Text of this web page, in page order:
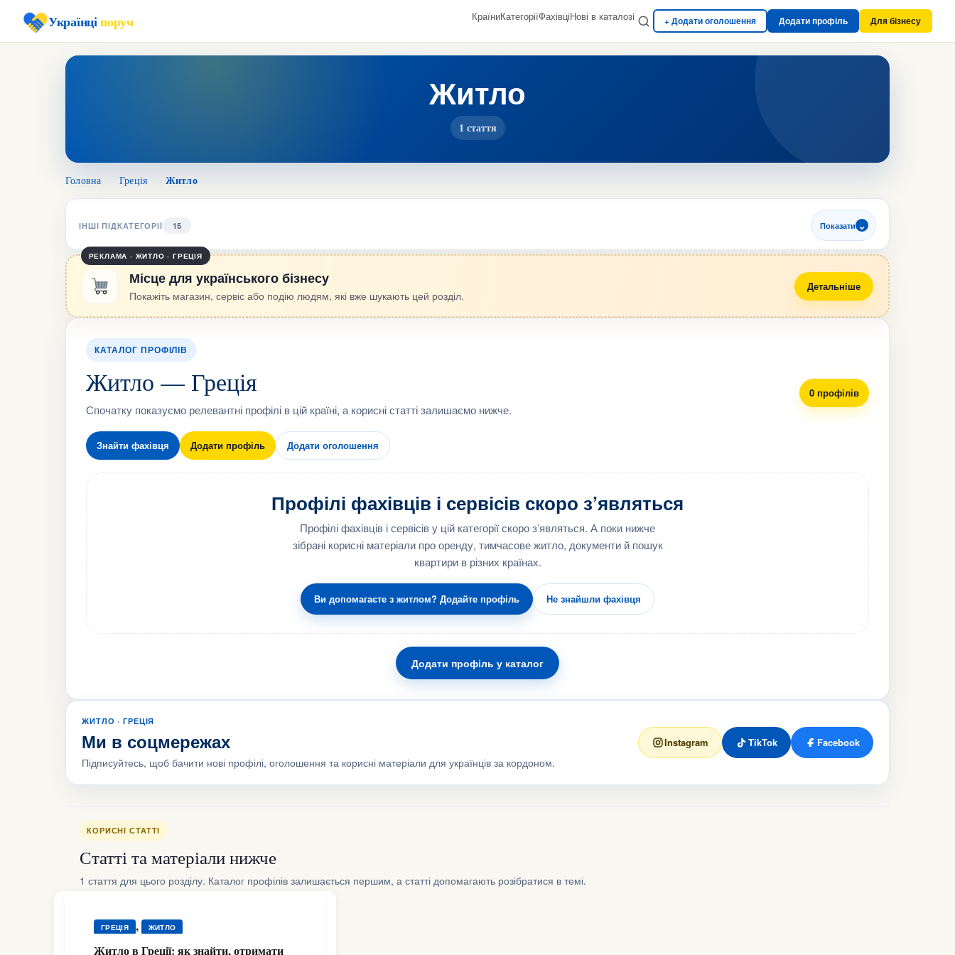
Українціпоруч КраїниКатегоріїФахівціНові в каталозі + Додати оголошення Додати профіль Для бізнесу
Житло
1 стаття
Головна Греція Житло
ІНШІ ПІДКАТЕГОРІЇ 15 Показати
РЕКЛАМА · ЖИТЛО · ГРЕЦІЯ
Місце для українського бізнесу
Покажіть магазин, сервіс або подію людям, які вже шукають цей розділ.
Детальніше
КАТАЛОГ ПРОФІЛІВ
Житло — Греція
Спочатку показуємо релевантні профілі в цій країні, а корисні статті залишаємо нижче.
0 профілів
Знайти фахівця Додати профіль Додати оголошення
Профілі фахівців і сервісів скоро з’являться
Профілі фахівців і сервісів у цій категорії скоро з’являться. А поки нижче
зібрані корисні матеріали про оренду, тимчасове житло, документи й пошук
квартири в різних країнах.
Ви допомагаєте з житлом? Додайте профіль Не знайшли фахівця
Додати профіль у каталог
ЖИТЛО · ГРЕЦІЯ
Ми в соцмережах
Підписуйтесь, щоб бачити нові профілі, оголошення та корисні матеріали для українців за кордоном.
Instagram TikTok Facebook
КОРИСНІ СТАТТІ
Статті та матеріали нижче
1 стаття для цього розділу. Каталог профілів залишається першим, а статті допомагають розібратися в темі.
ГРЕЦІЯ , ЖИТЛО
Житло в Греції: як знайти, отримати